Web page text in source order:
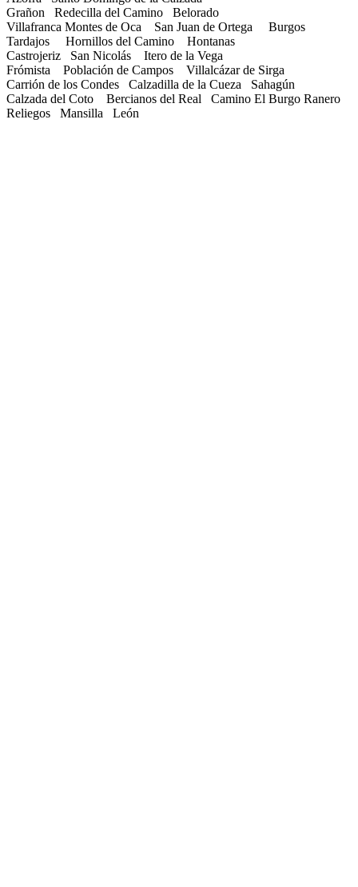
Grañon Redecilla del Camino Belorado
Villafranca Montes de Oca San Juan de Ortega Burgos
Tardajos Hornillos del Camino Hontanas
Castrojeriz San Nicolás Itero de la Vega
Frómista Población de Campos Villalcázar de Sirga
Carrión de los Condes Calzadilla de la Cueza Sahagún
Calzada del Coto Bercianos del Real Camino El Burgo Ranero
Reliegos Mansilla León